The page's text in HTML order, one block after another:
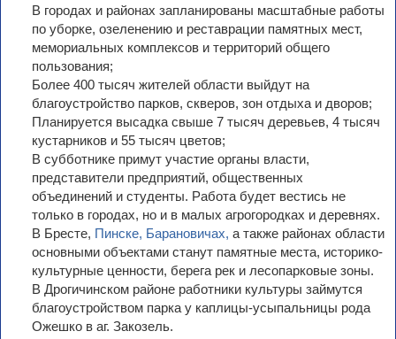
В городах и районах запланированы масштабные работы
по уборке, озеленению и реставрации памятных мест,
мемориальных комплексов и территорий общего
пользования;
Более 400 тысяч жителей области выйдут на
благоустройство парков, скверов, зон отдыха и дворов;
Планируется высадка свыше 7 тысяч деревьев, 4 тысяч
кустарников и 55 тысяч цветов;
В субботнике примут участие органы власти,
представители предприятий, общественных
объединений и студенты. Работа будет вестись не
только в городах, но и в малых агрогородках и деревнях.
В Бресте, Пинске, Барановичах, а также районах области
основными объектами станут памятные места, историко-
культурные ценности, берега рек и лесопарковые зоны.
В Дрогичинском районе работники культуры займутся
благоустройством парка у каплицы-усыпальницы рода
Ожешко в аг. Закозель.